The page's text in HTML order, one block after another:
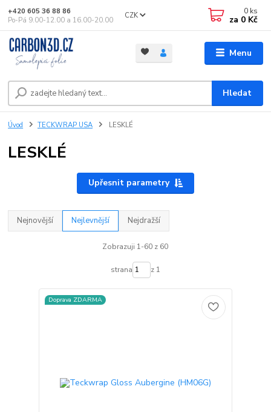
Menu
CZK
Hledat
+420 605 36 88 86
Po-Pá 9.00-12.00 a 16.00-20.00
0 ks
za 0 Kč
Úvod TECKWRAP USA LESKLÉ
LESKLÉ
Upřesnit parametry
Nejnovější Nejlevnější Nejdražší
Zobrazuji 1-60 z 60
strana z 1
Doprava ZDARMA